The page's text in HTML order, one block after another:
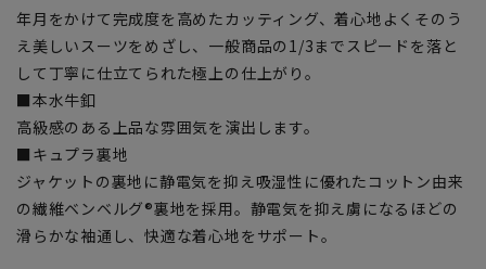
年月をかけて完成度を高めたカッティング、着心地よくそのう
え美しいスーツをめざし、一般商品の1/3までスピードを落と
して丁寧に仕立てられた極上の仕上がり。
■本水牛釦
高級感のある上品な雰囲気を演出します。
■キュプラ裏地
ジャケットの裏地に静電気を抑え吸湿性に優れたコットン由来
の繊維ベンベルグ®裏地を採用。静電気を抑え虜になるほどの
滑らかな袖通し、快適な着心地をサポート。